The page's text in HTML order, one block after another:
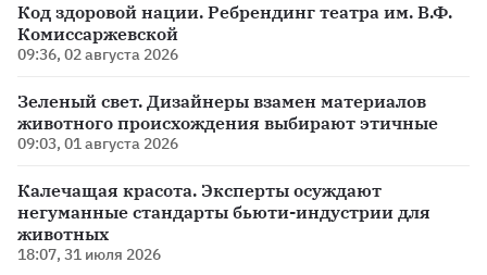
Код здоровой нации. Ребрендинг театра им. В.Ф.
Комиссаржевской
09:36, 02 августа 2026
Зеленый свет. Дизайнеры взамен материалов
животного происхождения выбирают этичные
09:03, 01 августа 2026
Калечащая красота. Эксперты осуждают
негуманные стандарты бьюти-индустрии для
животных
18:07, 31 июля 2026